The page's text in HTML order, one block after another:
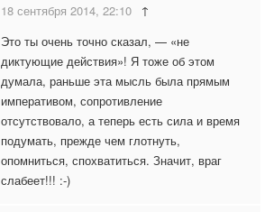
18 сентября 2014, 22:10 ↑
Это ты очень точно сказал, — «не
диктующие действия»! Я тоже об этом
думала, раньше эта мысль была прямым
императивом, сопротивление
отсутствовало, а теперь есть сила и время
подумать, прежде чем глотнуть,
опомниться, спохватиться. Значит, враг
слабеет!!! :-)